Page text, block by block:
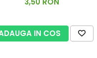
IN COS